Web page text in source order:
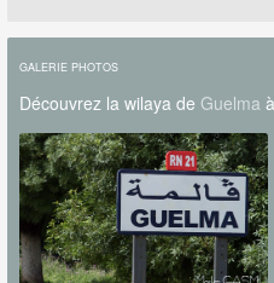
GALERIE PHOTOS
Découvrez la wilaya de Guelma